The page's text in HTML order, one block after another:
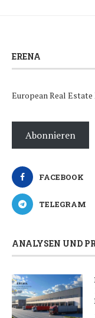
ERENA
European Real Estate
Abonnieren
FACEBOOK
TELEGRAM
ANALYSEN UND